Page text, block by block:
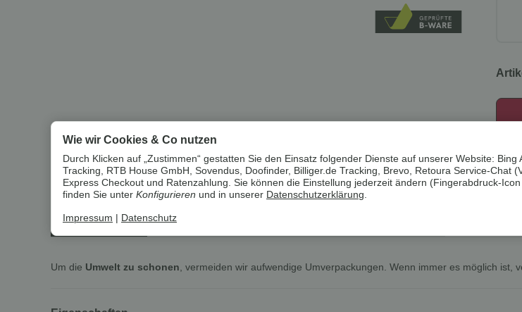
Beschreibung Informationen zur Produktsicherheit
Um die Umwelt zu schonen , vermeiden wir aufwendige Umverpackungen. Wenn immer es möglich ist,
Wie wir Cookies & Co nutzen
Durch Klicken auf „Zustimmen“ gestatten Sie den Einsatz folgender Dienste auf unserer Website:
Tracking, RTB House GmbH, Sovendus, Doofinder, Billiger.de Tracking, Brevo, Retoura Service-Chat
Express Checkout und Ratenzahlung. Sie können die Einstellung jederzeit ändern (Fingerabdruck-
finden Sie unter Konfigurieren und in unserer Datenschutzerklärung
Impressum | Datenschutz